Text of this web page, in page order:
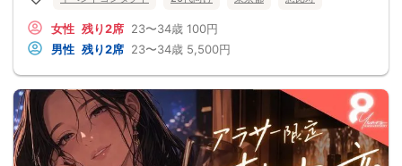
女性 残り2席 23〜34歳 100円
男性 残り2席 23〜34歳 5,500円